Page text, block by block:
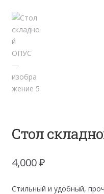
Стол
4,000₽
Стильный и удобный,